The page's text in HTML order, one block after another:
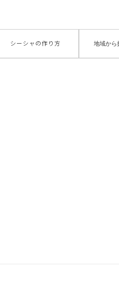
シーシャの作り方 地域から